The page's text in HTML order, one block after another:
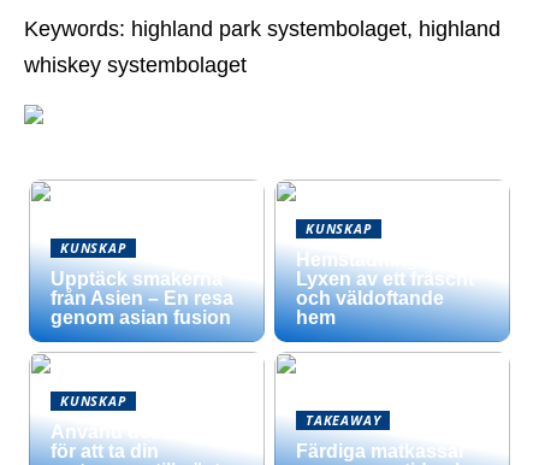
Keywords: highland park systembolaget, highland
whiskey systembolaget
KUNSKAP
Upptäck smakerna
från Asien – En resa
genom asian fusion
KUNSKAP
Hemstädning –
Lyxen av ett fräscht
och väldoftande
hem
KUNSKAP
Använd dessa tips
för att ta din
TAKEAWAY
Färdiga matkassar